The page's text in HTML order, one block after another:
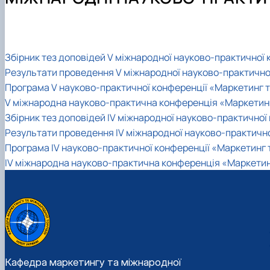
Терміни навчання
Навчально-наукова лабораторія «Маркетинг в АПК»
Академічна доброчесність
Скринька довіри
Освітні програми
Науково-практичні конференції
Збірник тез доповідей V міжнародної науково-практичної
Результати проведення V міжнародної науково-
Програма V науково-практичної конференції «Маркетинг
V міжнародна науково-практична конференція «Маркетинг
Збірник тез доповідей IV міжнародної науково-
Результати проведення IV міжнародної науково-
Програма IV науково-практичної конференції «Маркетинг
IV міжнародна науково-практична конференція
Кафедра маркетингу та міжнародної